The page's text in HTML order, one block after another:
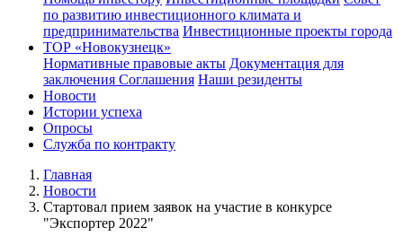
по развитию инвестиционного климата и
предпринимательства Инвестиционные проекты города
ТОР «Новокузнецк»
Нормативные правовые акты Документация для
заключения Соглашения Наши резиденты
Новости
Истории успеха
Опросы
Служба по контракту
Главная
Новости
Стартовал прием заявок на участие в конкурсе
"Экспортер 2022"